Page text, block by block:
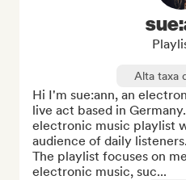
Alta taxa
Hi I'm sue:ann, an
live act based in
electronic music playlist
audience of daily listeners.
The playlist focuses on
electronic music, suc...